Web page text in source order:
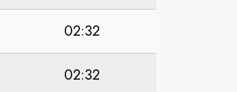
02:32
02:32